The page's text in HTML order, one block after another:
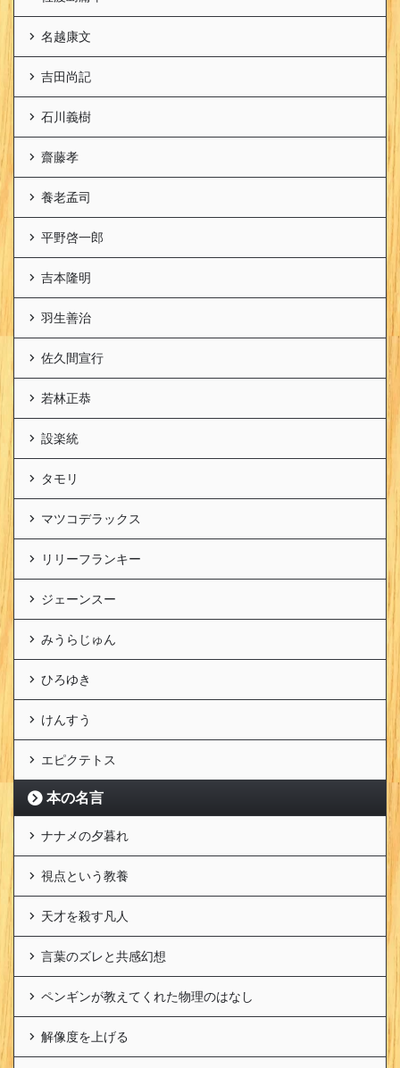
名越康文
吉田尚記
石川義樹
齋藤孝
養老孟司
平野啓一郎
吉本隆明
羽生善治
佐久間宣行
若林正恭
設楽統
タモリ
マツコデラックス
リリーフランキー
ジェーンスー
みうらじゅん
ひろゆき
けんすう
エピクテトス
本の名言
ナナメの夕暮れ
視点という教養
天才を殺す凡人
言葉のズレと共感幻想
ペンギンが教えてくれた物理のはなし
解像度を上げる